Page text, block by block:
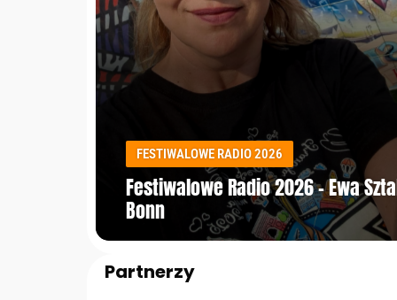
FESTIWALOWE RADIO 2026
Festiwalowe Radio 2026 – Ewa
Bonn
Partnerzy